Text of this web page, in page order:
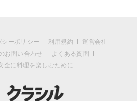
シーポリシー 利用規約
運営会社
お問い合わせ
よくある質問
全に料理を楽しむために